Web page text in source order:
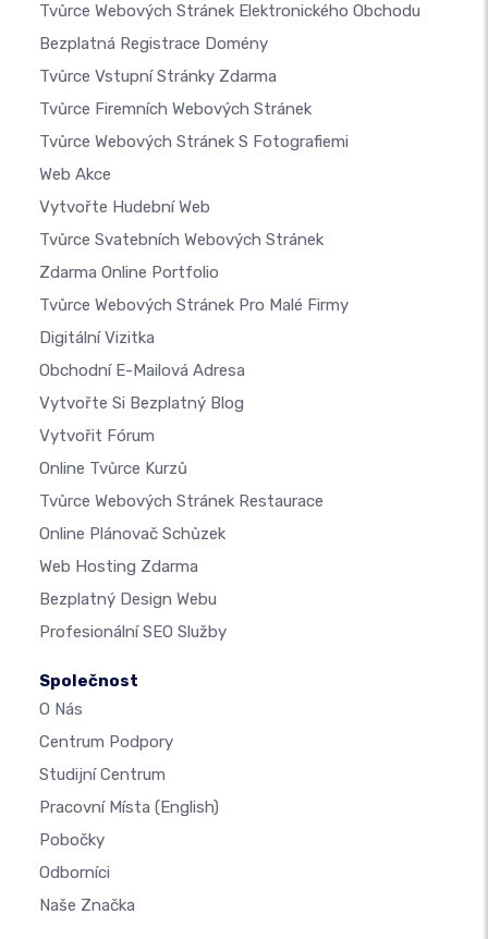
Tvůrce Webových Stránek Elektronického Obchodu
Bezplatná Registrace Domény
Tvůrce Vstupní Stránky Zdarma
Tvůrce Firemních Webových Stránek
Tvůrce Webových Stránek S Fotografiemi
Web Akce
Vytvořte Hudební Web
Tvůrce Svatebních Webových Stránek
Zdarma Online Portfolio
Tvůrce Webových Stránek Pro Malé Firmy
Digitální Vizitka
Obchodní E-Mailová Adresa
Vytvořte Si Bezplatný Blog
Vytvořit Fórum
Online Tvůrce Kurzů
Tvůrce Webových Stránek Restaurace
Online Plánovač Schůzek
Web Hosting Zdarma
Bezplatný Design Webu
Profesionální SEO Služby
Společnost
O Nás
Centrum Podpory
Studijní Centrum
Pracovní Místa (English)
Pobočky
Odborníci
Naše Značka